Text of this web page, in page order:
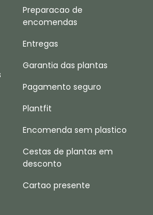
Preparacao de
encomendas
Entregas
Garantia das plantas
Pagamento seguro
Plantfit
Encomenda sem plastico
Cestas de plantas em
desconto
Cartao presente